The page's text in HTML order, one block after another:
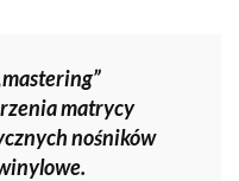
matrycy
nośników